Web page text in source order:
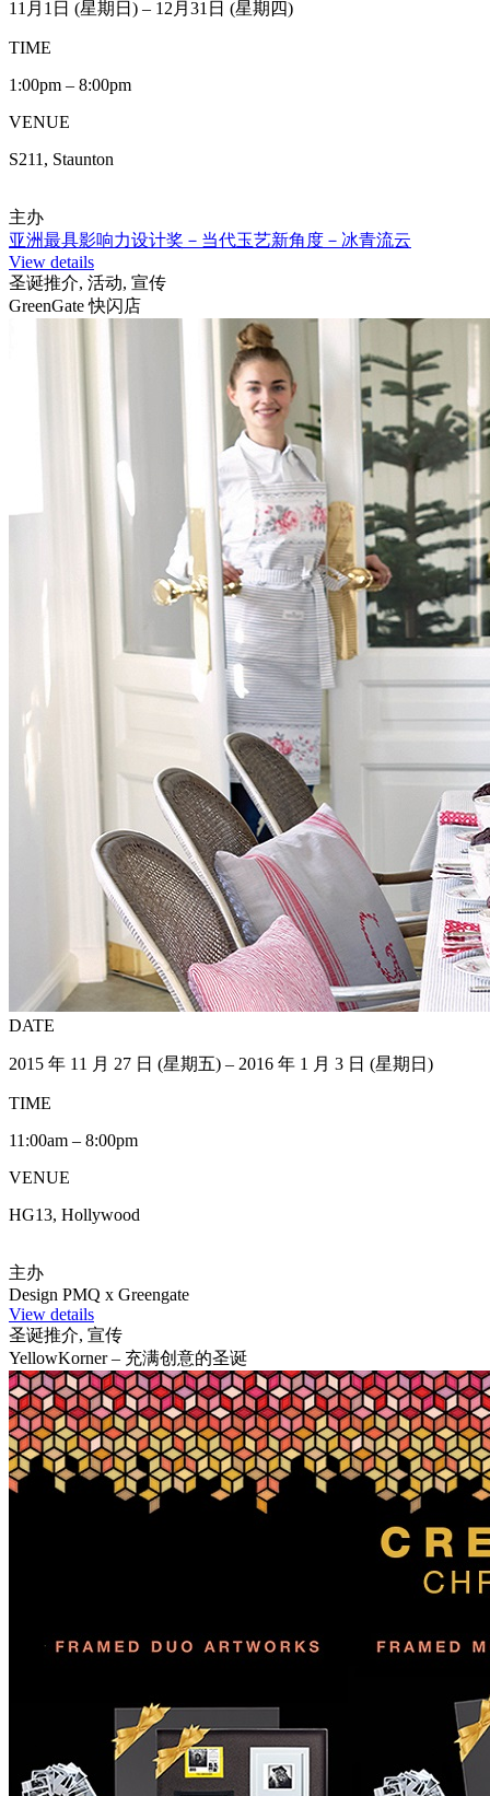
11月1日 (星期日) – 12月31日 (星期四)
TIME
1:00pm – 8:00pm
VENUE
S211, Staunton
主办
亚洲最具影响力设计奖－当代玉艺新角度－冰青流云
View details
圣诞推介, 活动, 宣传
GreenGate 快闪店
DATE
2015 年 11 月 27 日 (星期五) – 2016 年 1 月 3 日 (星期日)
TIME
11:00am – 8:00pm
VENUE
HG13, Hollywood
主办
Design PMQ x Greengate
View details
圣诞推介, 宣传
YellowKorner – 充满创意的圣诞